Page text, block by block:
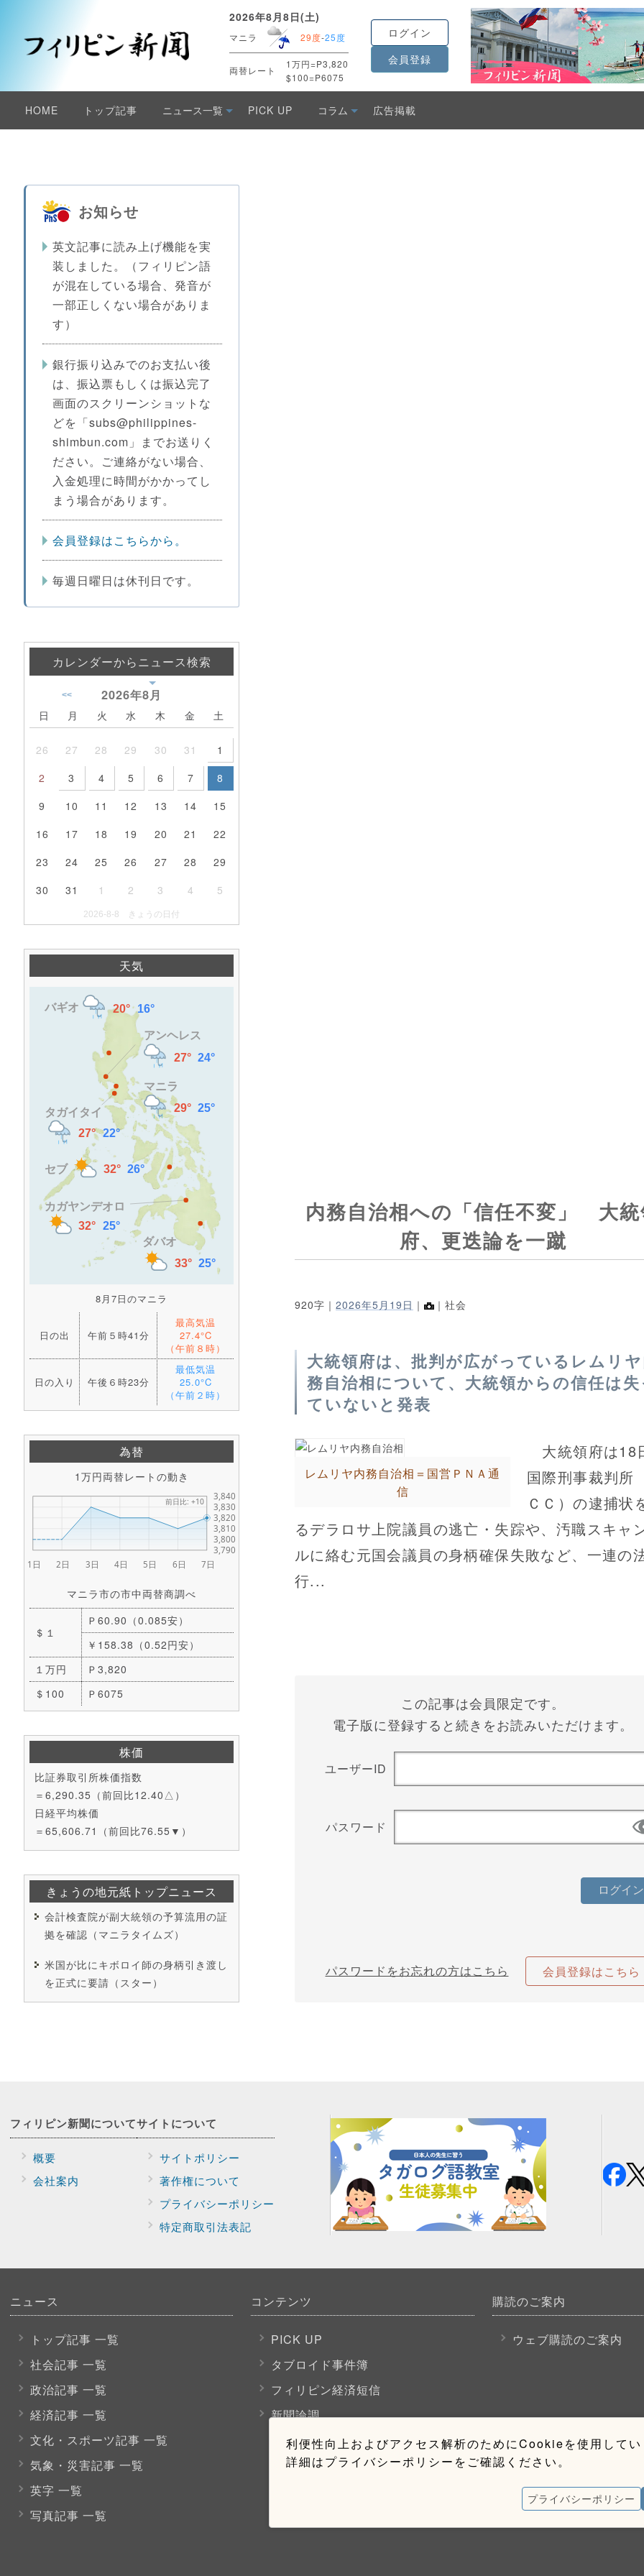
2026年8月8日(土)
マニラ 29度-25度
両替レート
1万円=P3,820
$100=P6075
ログイン
会員登録
HOME トップ記事 ニュース一覧 PICK UP コラム 広告掲載
お知らせ
英文記事に読み上げ機能を実
装しました。（フィリピン語
が混在している場合、発音が
一部正しくない場合がありま
す）
銀行振り込みでのお支払い後
は、振込票もしくは振込完了
画面のスクリーンショットな
どを「subs@philippines-
shimbun.com」までお送りく
ださい。ご連絡がない場合、
入金処理に時間がかかってし
まう場合があります。
会員登録はこちらから。
毎週日曜日は休刊日です。
カレンダーからニュース検索
2026年8月
<<
日 月 火 水 木 金 土
26 27 28 29 30 31
1
2
3 4 5 6 7
8
9
10 11 12 13 14
15
16
17 18 19 20 21
22
23
24 25 26 27 28
29
30
31 1 2 3 4 5
2026-8-8 きょうの日付
天気
8月7日のマニラ
日の出 午前５時41分
最高気温
27.4°C
（午前８時）
日の入り 午後６時23分
最低気温
25.0°C
（午前２時）
為替
1万円両替レートの動き
マニラ市の市中両替商調べ
＄１
Ｐ60.90（0.085安）
￥158.38（0.52円安）
１万円
Ｐ3,820
＄100
Ｐ6075
株価
比証券取引所株価指数
＝6,290.35（前回比12.40△）
日経平均株価
＝65,606.71（前回比76.55▼）
きょうの地元紙トップニュース
会計検査院が副大統領の予算流用の証
拠を確認（マニラタイムズ）
米国が比にキボロイ師の身柄引き渡し
を正式に要請（スター）
内務自治相への「信任不変」 大
府、更迭論を一蹴
920字｜ 2026年5月19日 ｜ ｜社会
大統領府は、批判が広がっているレムリ
務自治相について、大統領からの信任は
ていないと発表
レムリヤ内務自治相＝国営ＰＮＡ通
信
大統領府は18
国際刑事裁判所
ＣＣ）の逮捕状
るデラロサ上院議員の逃亡・失踪や、汚職スキャ
ルに絡む元国会議員の身柄確保失敗など、一連の
行...
この記事は会員限定です。
電子版に登録すると続きをお読みいただけます。
ユーザーID
パスワード
パスワードをお忘れの方はこちら 会員登録はこちら
利便性向上およびアクセス解析のためにCookieを使用して
詳細はプライバシーポリシーをご確認ください。
プライバシーポリシー
フィリピン新聞について
概要
会社案内
サイトについて
サイトポリシー
著作権について
プライバシーポリシー
特定商取引法表記
ニュース
トップ記事 一覧
社会記事 一覧
政治記事 一覧
経済記事 一覧
文化・スポーツ記事 一覧
気象・災害記事 一覧
英字 一覧
写真記事 一覧
コンテンツ
PICK UP
タブロイド事件簿
フィリピン経済短信
新聞論調
購読のご案内
ウェブ購読のご案内